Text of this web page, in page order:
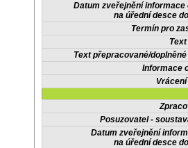
Datum zveřejnění informace
na úřední desce
Termín pro
Text přepracované/
Informace
Posuzovatel -
Datum zveřejnění
na úřední desce